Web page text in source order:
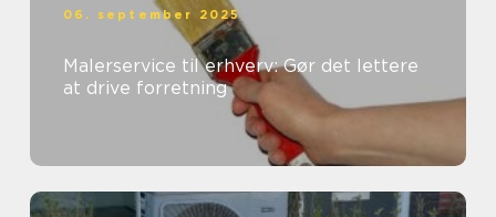
06. september 2025
Malerservice til erhverv: Gør det lettere
at drive forretning